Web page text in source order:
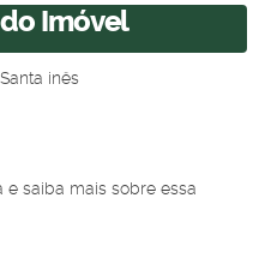
Imóvel
inês
saiba mais sobre essa